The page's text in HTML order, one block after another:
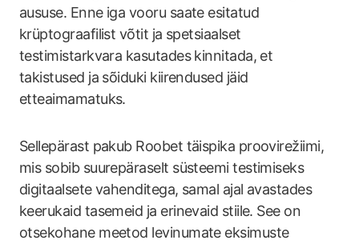
aususe. Enne iga vooru saate esitatud
krüptograafilist võtit ja spetsiaalset
testimistarkvara kasutades kinnitada, et
takistused ja sõiduki kiirendused jäid
etteaimamatuks.
Sellepärast pakub Roobet täispika proovirežiimi,
mis sobib suurepäraselt süsteemi testimiseks
digitaalsete vahenditega, samal ajal avastades
keerukaid tasemeid ja erinevaid stiile. See on
otsekohane meetod levinumate eksimuste